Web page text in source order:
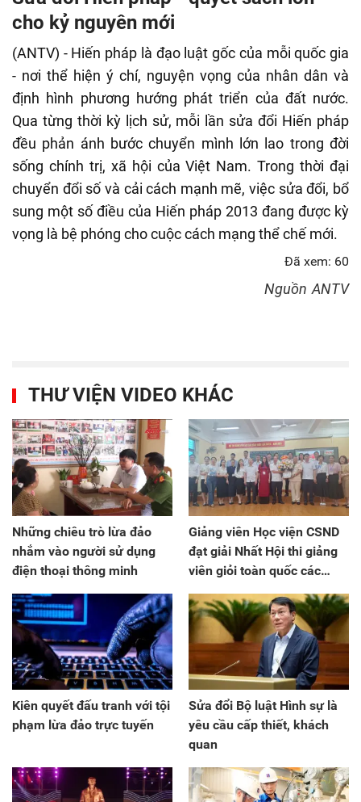
cho kỷ nguyên mới
(ANTV) - Hiến pháp là đạo luật gốc của mỗi quốc gia
- nơi thể hiện ý chí, nguyện vọng của nhân dân và
định hình phương hướng phát triển của đất nước.
Qua từng thời kỳ lịch sử, mỗi lần sửa đổi Hiến pháp
đều phản ánh bước chuyển mình lớn lao trong đời
sống chính trị, xã hội của Việt Nam. Trong thời đại
chuyển đổi số và cải cách mạnh mẽ, việc sửa đổi, bổ
sung một số điều của Hiến pháp 2013 đang được kỳ
vọng là bệ phóng cho cuộc cách mạng thể chế mới.
Đã xem: 60
Nguồn ANTV
THƯ VIỆN VIDEO KHÁC
Những chiêu trò lừa đảo
nhắm vào người sử dụng
điện thoại thông minh
Giảng viên Học viện CSND
đạt giải Nhất Hội thi giảng
viên giỏi toàn quốc các
Kiên quyết đấu tranh với tội
phạm lừa đảo trực tuyến
Sửa đổi Bộ luật Hình sự là
yêu cầu cấp thiết, khách
quan